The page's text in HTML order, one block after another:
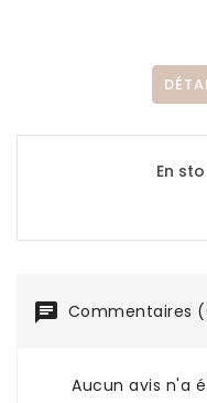
En
Commentaires
Aucun avis n'a